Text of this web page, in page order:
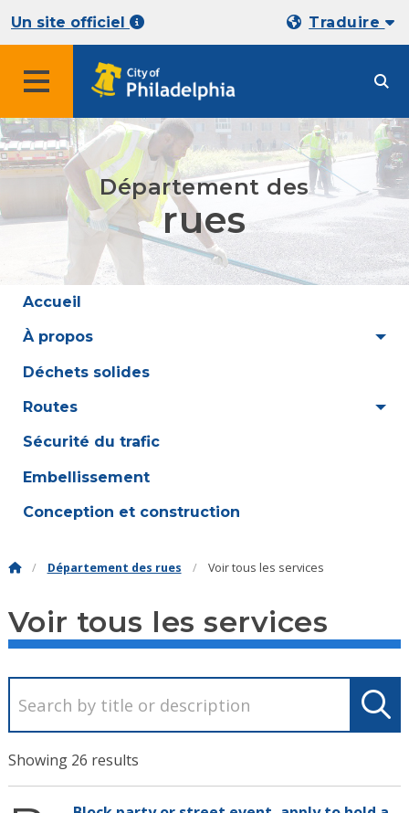
Un site officiel Traduire
Département des
rues
Accueil
À propos
Déchets solides
Routes
Sécurité du trafic
Embellissement
Conception et construction
Département des rues Voir tous les services
Voir tous les services
Showing 26 results